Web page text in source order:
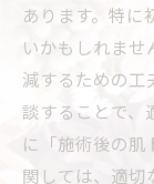
あります。特に
いかもしれま
減するための工
談することで、
に「施術後の肌
関しては、適切